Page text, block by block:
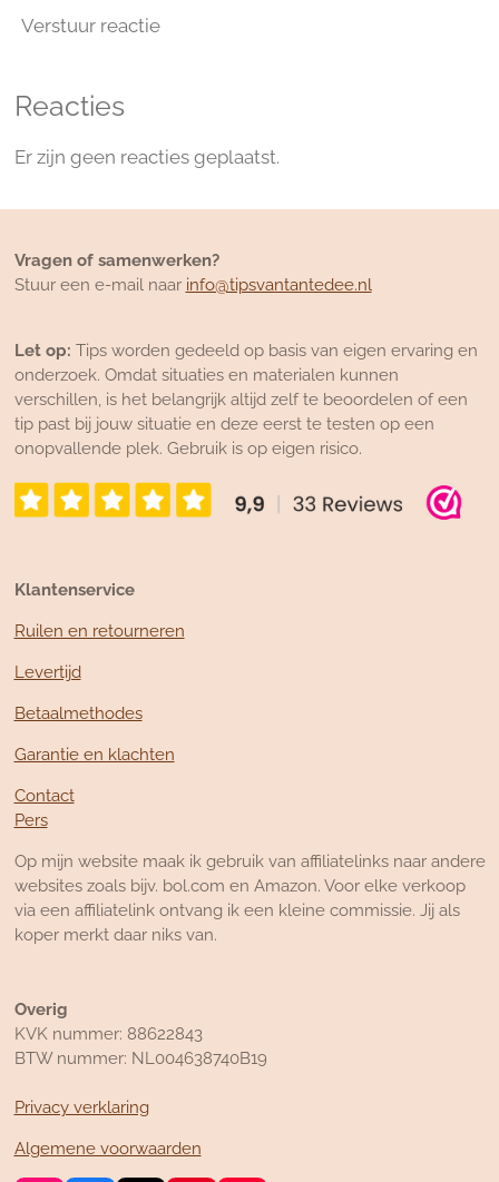
Verstuur reactie
Reacties
Er zijn geen reacties geplaatst.
Vragen of samenwerken?
Stuur een e-mail naar info@tipsvantantedee.nl
Let op: Tips worden gedeeld op basis van eigen ervaring en
onderzoek. Omdat situaties en materialen kunnen
verschillen, is het belangrijk altijd zelf te beoordelen of een
tip past bij jouw situatie en deze eerst te testen op een
onopvallende plek. Gebruik is op eigen risico.
Klantenservice
Ruilen en retourneren
Levertijd
Betaalmethodes
Garantie en klachten
Contact
Pers
Op mijn website maak ik gebruik van affiliatelinks naar andere
websites zoals bijv. bol.com en Amazon. Voor elke verkoop
via een affiliatelink ontvang ik een kleine commissie. Jij als
koper merkt daar niks van.
Overig
KVK nummer: 88622843
BTW nummer: NL004638740B19
Privacy verklaring
Algemene voorwaarden